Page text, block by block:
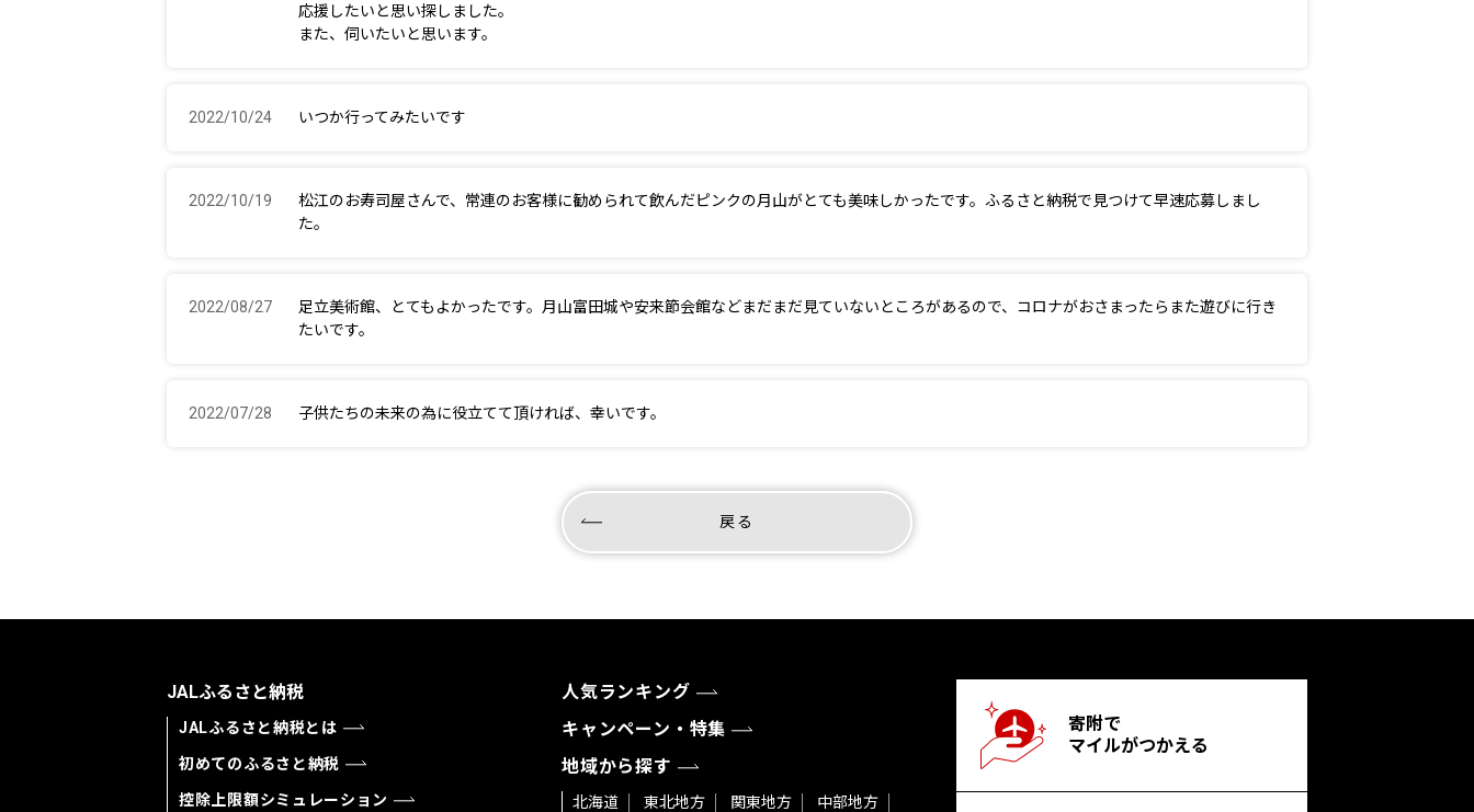
応援したいと思い探しました。
また、伺いたいと思います。
2022/10/24 いつか行ってみたいです
2022/10/19
松江のお寿司屋さんで、常連のお客様に勧められて飲んだピンクの月山がとても美味しかったです。ふるさと納税で見つけて早速応募しまし
た。
2022/08/27
足立美術館、とてもよかったです。月山富田城や安来節会館などまだまだ見ていないところがあるので、コロナがおさまったらまた遊びに行き
たいです。
2022/07/28 子供たちの未来の為に役立てて頂ければ、幸いです。
戻る
JALふるさと納税
JALふるさと納税とは
初めてのふるさと納税
控除上限額シミュレーション
人気ランキング
キャンペーン・特集
地域から探す
北海道 東北地方 関東地方
中部地方
寄附で
マイルがつかえる